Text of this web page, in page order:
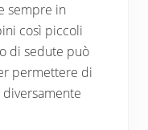
sempre in
così piccoli
di sedute può
permettere di
diversamente